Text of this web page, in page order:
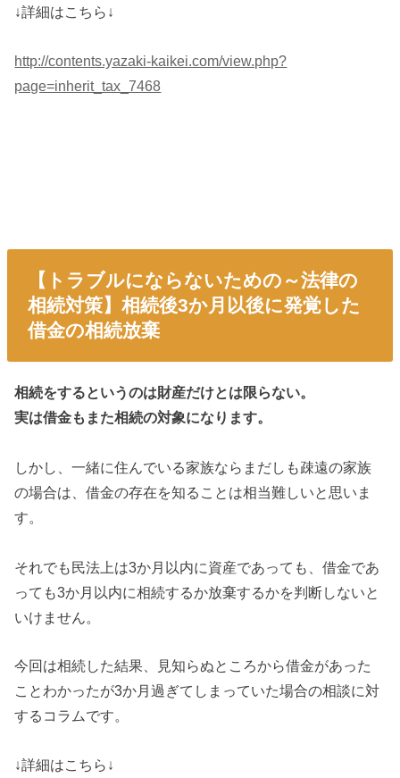
↓詳細はこちら↓
http://contents.yazaki-kaikei.com/view.php?
page=inherit_tax_7468
【トラブルにならないための～法律の
相続対策】相続後3か月以後に発覚した
借金の相続放棄
相続をするというのは財産だけとは限らない。
実は借金もまた相続の対象になります。
しかし、一緒に住んでいる家族ならまだしも疎遠の家族
の場合は、借金の存在を知ることは相当難しいと思いま
す。
それでも民法上は3か月以内に資産であっても、借金であ
っても3か月以内に相続するか放棄するかを判断しないと
いけません。
今回は相続した結果、見知らぬところから借金があった
ことわかったが3か月過ぎてしまっていた場合の相談に対
するコラムです。
↓詳細はこちら↓